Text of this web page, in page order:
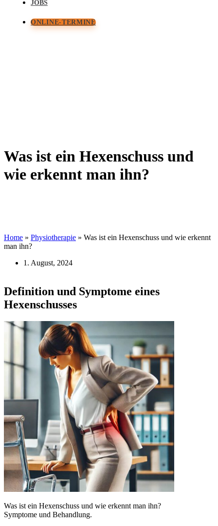
JOBS
ONLINE-TERMINE
Was ist ein Hexenschuss und
wie erkennt man ihn?
Home » Physiotherapie » Was ist ein Hexenschuss und wie erkennt
man ihn?
1. August, 2024
Definition und Symptome eines
Hexenschusses
Was ist ein Hexenschuss und wie erkennt man ihn?
Symptome und Behandlung.